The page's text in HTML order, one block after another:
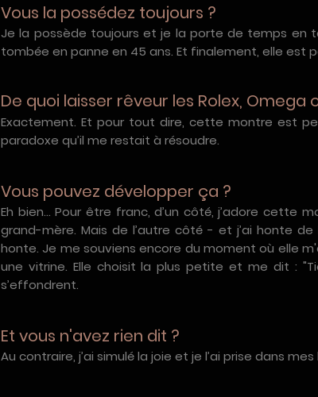
Vous la possédez toujours ?
Je la possède toujours et je la porte de temps en
tombée en panne en 45 ans. Et finalement, elle est
De quoi laisser rêveur les Rolex, Omega
Exactement. Et pour tout dire, cette montre est
paradoxe qu’il me restait à résoudre.
Vous pouvez développer ça ?
Eh bien… Pour être franc, d’un côté, j’adore cette
grand-mère. Mais de l’autre côté - et j’ai honte
honte. Je me souviens encore du moment où elle
une vitrine. Elle choisit la plus petite et me dit :
s’effondrent.
Et vous n'avez rien dit ?
Au contraire, j’ai simulé la joie et je l’ai prise dans